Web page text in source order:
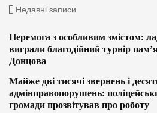
Недавні записи
Перемога з особливим змістом:
виграли благодійний турнір
Донцова
Майже дві тисячі звернень і
адмінправопорушень:
громади прозвітував про роботу